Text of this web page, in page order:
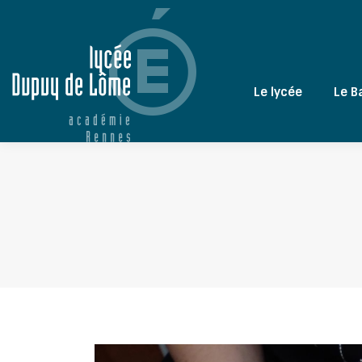
Le lycée Le